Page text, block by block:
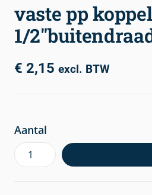
vaste pp
1/
€ 2,15 excl. BTW
Aantal